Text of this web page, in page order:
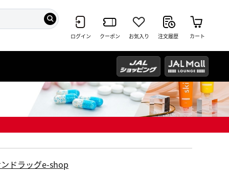
ログイン クーポン お気入り 注文履歴 カート
ドラッグe-shop